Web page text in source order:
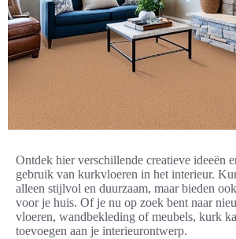
Ontdek hier verschillende creatieve ideeën
gebruik van kurkvloeren in het interieur.
alleen stijlvol en duurzaam, maar bieden
voor je huis. Of je nu op zoek bent naar
vloeren, wandbekleding of meubels, kurk
toevoegen aan je interieurontwerp.